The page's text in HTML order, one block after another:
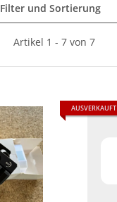
Filter und Sortierung
Artikel 1 - 7 von 7
AUSVERKAUFT